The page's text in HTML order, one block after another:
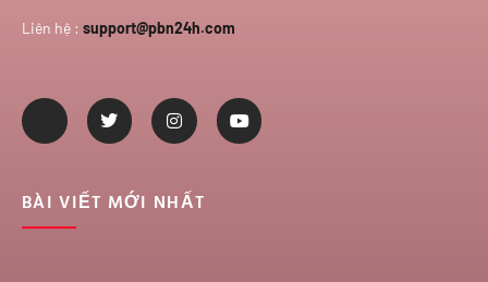
Liên hệ : support@pbn24h.com
BÀI VIẾT MỚI NHẤT